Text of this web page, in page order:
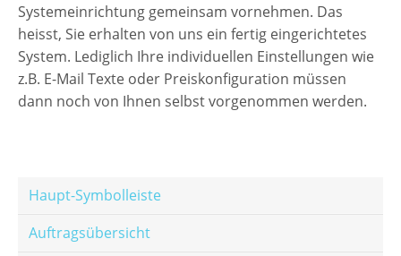
Systemeinrichtung gemeinsam vornehmen. Das
heisst, Sie erhalten von uns ein fertig eingerichtetes
System. Lediglich Ihre individuellen Einstellungen wie
z.B. E-Mail Texte oder Preiskonfiguration müssen
dann noch von Ihnen selbst vorgenommen werden.
Haupt-Symbolleiste
Auftragsübersicht